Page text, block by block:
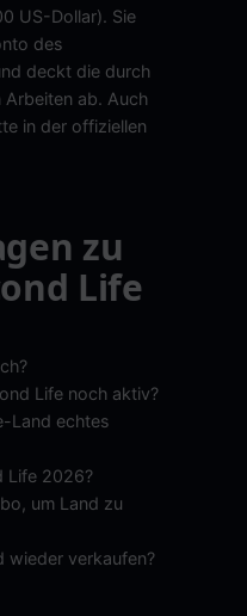
US-Dollar). Sie
des
deckt die durch
Arbeiten ab. Auch
in der offiziellen
zu
Life
Life noch aktiv?
Land echtes
Life 2026?
um Land zu
wieder verkaufen?